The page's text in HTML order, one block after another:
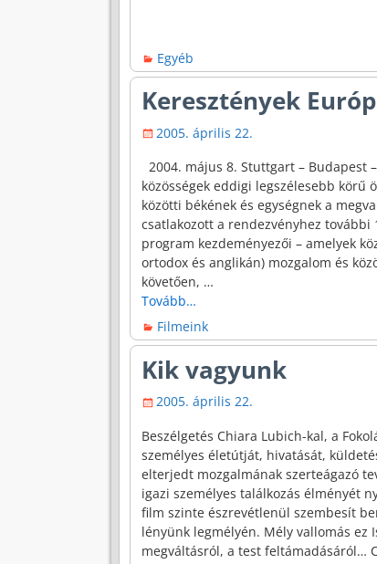
Egyéb
Keresztények
2005. április 22.
2004. május 8. Stuttgart – Budapest
közösségek eddigi legszélesebb körű
közötti békének és egységnek a
csatlakozott a rendezvényhez további
program kezdeményezői – amelyek
ortodox és anglikán) mozgalom és
követően, …
Tovább…
Filmeink
Kik vagyunk
2005. április 22.
Beszélgetés Chiara Lubich-kal, a
személyes életútját, hivatását,
elterjedt mozgalmának szerteágazó
igazi személyes találkozás élményét
film szinte észrevétlenül szembesít
lényünk legmélyén. Mély vallomás
megváltásról, a test feltámadásáról…